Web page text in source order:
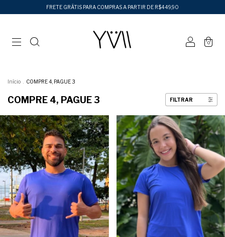
FRETE GRÁTIS PARA COMPRAS A PARTIR DE R$449,90
0
Início COMPRE 4, PAGUE 3
COMPRE 4, PAGUE 3 FILTRAR